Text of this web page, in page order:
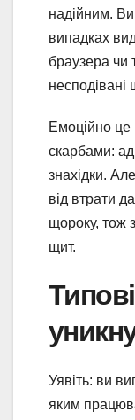
надійним.
випадках
браузера чи
несподівані
Емоційно це
скарбами:
знахідки.
від втрати
щороку, тож
щит.
Уявіть: ви
яким